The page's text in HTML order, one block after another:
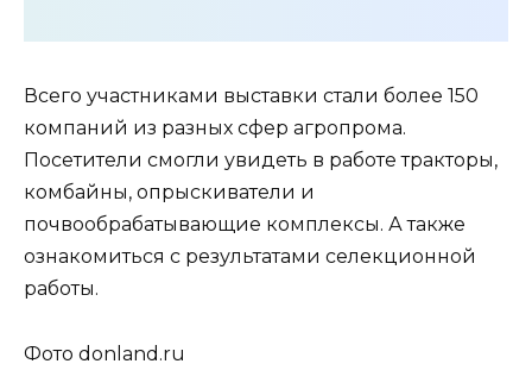
Всего участниками выставки стали более 150
компаний из разных сфер агропрома.
Посетители смогли увидеть в работе тракторы,
комбайны, опрыскиватели и
почвообрабатывающие комплексы. А также
ознакомиться с результатами селекционной
работы.
Фото donland.ru